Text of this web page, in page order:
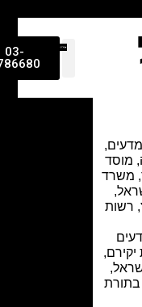
03-
9786680